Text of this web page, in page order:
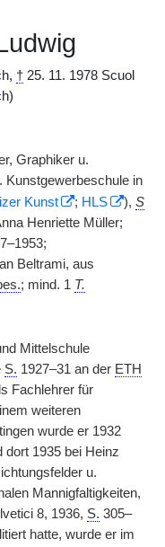
† 25. 11. 1978 Scuol
Graphiker u.
Kunstgewerbeschule in
Kunst ; HLS ), S
Henriette Müller;
Beltrami, aus
; mind. 1 T.
Mittelschule
S. 1927–31 an der ETH
Fachlehrer für
weiteren
wurde er 1932
dort 1935 bei Heinz
u.
Mannigfaltigkeiten,
8, 1936, S. 305–
hatte, wurde er im